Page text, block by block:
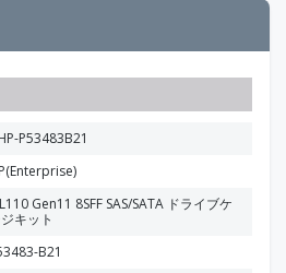
P53483B21
Gen11 8SFF SAS/SATA ドライブケ
キット
B21